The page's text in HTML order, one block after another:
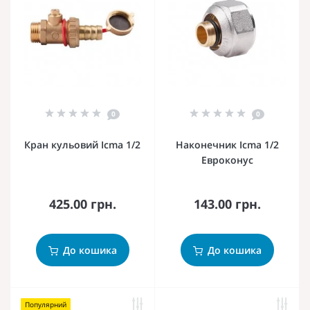
0
Кран кульовий Icma 1/2
425.00 грн.
До кошика
0
Наконечник Icma 1/2
Евроконус
143.00 грн.
До кошика
Популярний